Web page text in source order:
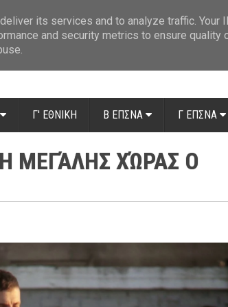
Γ' ΕΘΝΙΚΗ Β ΕΠΣΝΑ Γ ΕΠΣΝΑ
ΜΕΓΆΛΗΣ ΧΏΡΑΣ Ο
its services and to analyze traffic. Your
and security metrics to ensure quality